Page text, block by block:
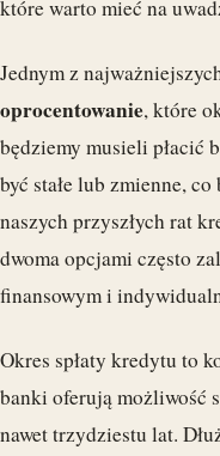
które warto mieć na
Jednym z
oprocentowanie, które
będziemy musieli płacić
być stałe lub zmienne,
naszych przyszłych rat
dwoma opcjami często
finansowym i
Okres spłaty kredytu to
banki oferują możliwość
nawet trzydziestu lat.